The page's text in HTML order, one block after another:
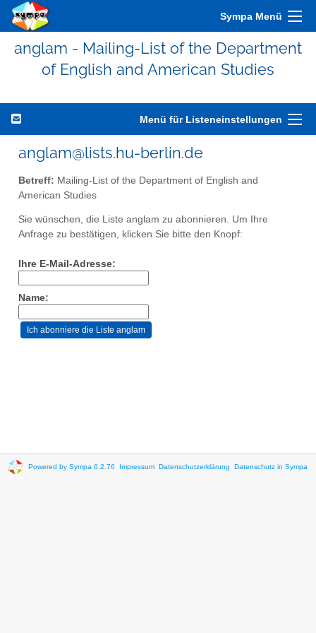
Sympa Menü
anglam - Mailing-List of the Department
of English and American Studies
Menü für Listeneinstellungen
anglam@lists.hu-berlin.de
Betreff: Mailing-List of the Department of English and
American Studies
Sie wünschen, die Liste anglam zu abonnieren. Um Ihre
Anfrage zu bestätigen, klicken Sie bitte den Knopf:
Ihre E-Mail-Adresse:
Name:
Powered by Sympa 6.2.76 Impressum Datenschutzerklärung Datenschutz in Sympa